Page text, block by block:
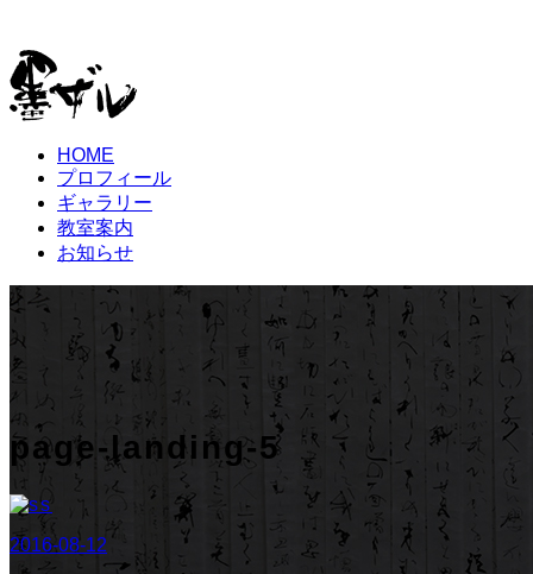
HOME
プロフィール
ギャラリー
教室案内
お知らせ
page-landing-5
2016-08-12